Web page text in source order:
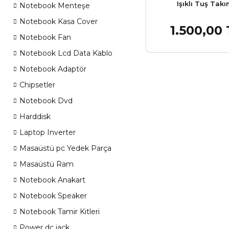
Notebook Menteşe
Notebook Kasa Cover
Notebook Fan
Notebook Lcd Data Kablo
Notebook Adaptör
Chipsetler
Notebook Dvd
Harddisk
Laptop Inverter
Masaüstü pc Yedek Parça
Masaüstü Ram
Notebook Anakart
Notebook Speaker
Notebook Tamir Kitleri
Işıklı Tuş
1.500,00